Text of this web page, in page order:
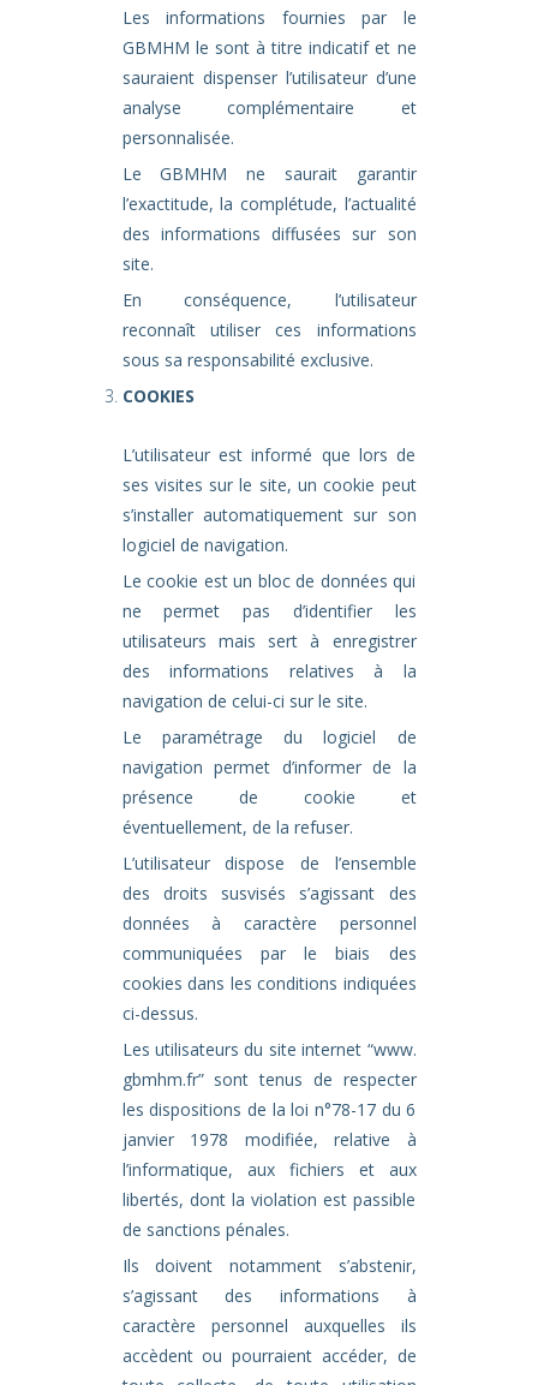
Les informations fournies par le
GBMHM le sont à titre indicatif et ne
sauraient dispenser l’utilisateur d’une
analyse complémentaire et
personnalisée.
Le GBMHM ne saurait garantir
l’exactitude, la complétude, l’actualité
des informations diffusées sur son
site.
En conséquence, l’utilisateur
reconnaît utiliser ces informations
sous sa responsabilité exclusive.
COOKIES
L’utilisateur est informé que lors de
ses visites sur le site, un cookie peut
s’installer automatiquement sur son
logiciel de navigation.
Le cookie est un bloc de données qui
ne permet pas d’identifier les
utilisateurs mais sert à enregistrer
des informations relatives à la
navigation de celui-ci sur le site.
Le paramétrage du logiciel de
navigation permet d’informer de la
présence de cookie et
éventuellement, de la refuser.
L’utilisateur dispose de l’ensemble
des droits susvisés s’agissant des
données à caractère personnel
communiquées par le biais des
cookies dans les conditions indiquées
ci-dessus.
Les utilisateurs du site internet “www.
gbmhm.fr” sont tenus de respecter
les dispositions de la loi n°78-17 du 6
janvier 1978 modifiée, relative à
l’informatique, aux fichiers et aux
libertés, dont la violation est passible
de sanctions pénales.
Ils doivent notamment s’abstenir,
s’agissant des informations à
caractère personnel auxquelles ils
accèdent ou pourraient accéder, de